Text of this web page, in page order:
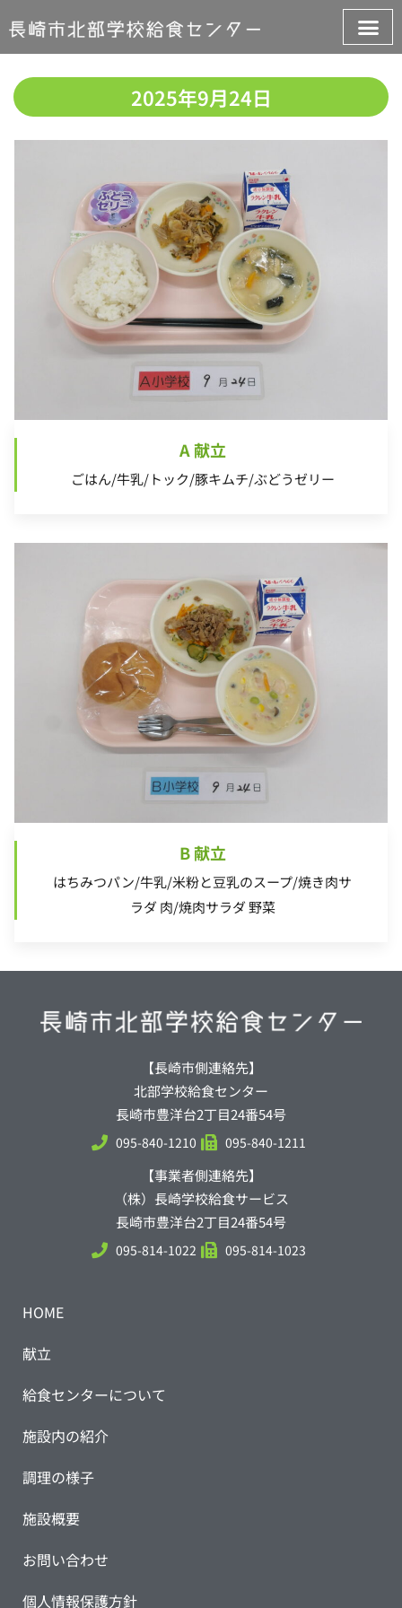
2025年9月24日
A 献立
ごはん/牛乳/トック/豚キムチ/ぶどうゼリー
B 献立
はちみつパン/牛乳/米粉と豆乳のスープ/焼き肉サ
ラダ 肉/焼肉サラダ 野菜
【長崎市側連絡先】
北部学校給食センター
長崎市豊洋台2丁目24番54号
095-840-1210 095-840-1211
【事業者側連絡先】
（株）長崎学校給食サービス
長崎市豊洋台2丁目24番54号
095-814-1022 095-814-1023
HOME
献立
給食センターについて
施設内の紹介
調理の様子
施設概要
お問い合わせ
個人情報保護方針